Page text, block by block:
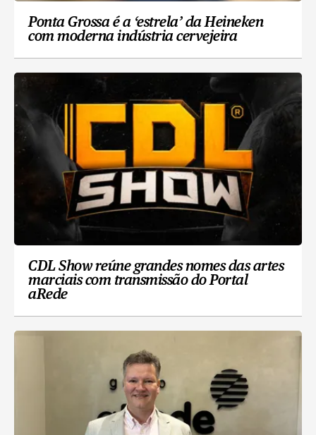
Ponta Grossa é a ‘estrela’ da Heineken
com moderna indústria cervejeira
CDL Show reúne grandes nomes das artes
marciais com transmissão do Portal
aRede